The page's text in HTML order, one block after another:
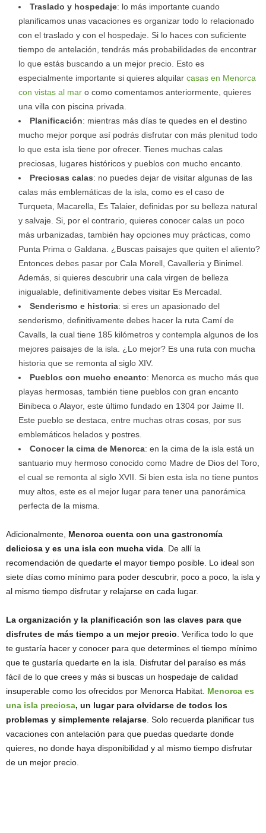
Traslado y hospedaje: lo más importante cuando
planificamos unas vacaciones es organizar todo lo relacionado
con el traslado y con el hospedaje. Si lo haces con suficiente
tiempo de antelación, tendrás más probabilidades de encontrar
lo que estás buscando a un mejor precio. Esto es
especialmente importante si quieres alquilar casas en Menorca
con vistas al mar o como comentamos anteriormente, quieres
una villa con piscina privada.
Planificación: mientras más días te quedes en el destino
mucho mejor porque así podrás disfrutar con más plenitud todo
lo que esta isla tiene por ofrecer. Tienes muchas calas
preciosas, lugares históricos y pueblos con mucho encanto.
Preciosas calas: no puedes dejar de visitar algunas de las
calas más emblemáticas de la isla, como es el caso de
Turqueta, Macarella, Es Talaier, definidas por su belleza natural
y salvaje. Si, por el contrario, quieres conocer calas un poco
más urbanizadas, también hay opciones muy prácticas, como
Punta Prima o Galdana. ¿Buscas paisajes que quiten el aliento?
Entonces debes pasar por Cala Morell, Cavalleria y Binimel.
Además, si quieres descubrir una cala virgen de belleza
inigualable, definitivamente debes visitar Es Mercadal.
Senderismo e historia: si eres un apasionado del
senderismo, definitivamente debes hacer la ruta Camí de
Cavalls, la cual tiene 185 kilómetros y contempla algunos de los
mejores paisajes de la isla. ¿Lo mejor? Es una ruta con mucha
historia que se remonta al siglo XIV.
Pueblos con mucho encanto: Menorca es mucho más que
playas hermosas, también tiene pueblos con gran encanto
Binibeca o Alayor, este último fundado en 1304 por Jaime II.
Este pueblo se destaca, entre muchas otras cosas, por sus
emblemáticos helados y postres.
Conocer la cima de Menorca: en la cima de la isla está un
santuario muy hermoso conocido como Madre de Dios del Toro,
el cual se remonta al siglo XVII. Si bien esta isla no tiene puntos
muy altos, este es el mejor lugar para tener una panorámica
perfecta de la misma.
Adicionalmente, Menorca cuenta con una gastronomía
deliciosa y es una isla con mucha vida . De allí la
recomendación de quedarte el mayor tiempo posible. Lo ideal son
siete días como mínimo para poder descubrir, poco a poco, la isla y
al mismo tiempo disfrutar y relajarse en cada lugar.
La organización y la planificación son las claves para que
disfrutes de más tiempo a un mejor precio . Verifica todo lo que
te gustaría hacer y conocer para que determines el tiempo mínimo
que te gustaría quedarte en la isla. Disfrutar del paraíso es más
fácil de lo que crees y más si buscas un hospedaje de calidad
insuperable como los ofrecidos por Menorca Habitat. Menorca es
una isla preciosa, un lugar para olvidarse de todos los
problemas y simplemente relajarse . Solo recuerda planificar tus
vacaciones con antelación para que puedas quedarte donde
quieres, no donde haya disponibilidad y al mismo tiempo disfrutar
de un mejor precio.